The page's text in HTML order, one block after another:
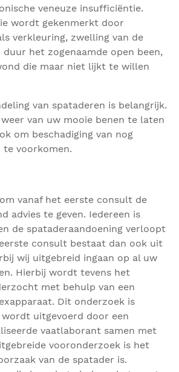
veneuze insufficiëntie.
wordt gekenmerkt door
verkleuring, zwelling van de
duur het zogenaamde open been,
die maar niet lijkt te willen
van spataderen is belangrijk.
van uw mooie benen te laten
om beschadiging van nog
te voorkomen.
vanaf het eerste consult de
advies te geven. Iedereen is
de spataderaandoening verloopt
consult bestaat dan ook uit
wij uitgebreid ingaan op al uw
Hierbij wordt tevens het
met behulp van een
Dit onderzoek is
wordt uitgevoerd door een
vaatlaborant samen met
vooronderzoek is het
van de spatader is.